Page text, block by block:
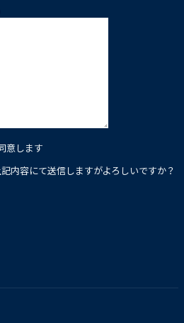
意します
内容にて送信しますがよろしいですか？